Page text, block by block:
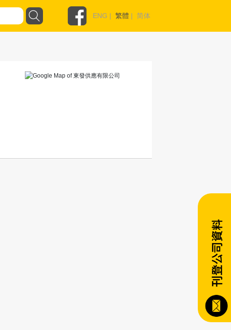
ENG | 繁體 | 简体